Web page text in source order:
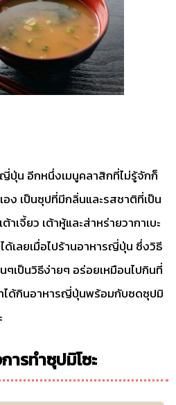
ปุ่น อีกหนึ่งเมนูคลาสิกที่ไม่รู้จักก็
อง เป็นซุปที่มีกลิ่นและรสชาติที่เป็น
เจี้ยว เต้าหู้และส่าหร่ายวากาเบะ
ด้เลยเมื่อไปร้านอาหารญี่ปุ่น ซึ่งวิธี
ๆเป็นวิธีง่ายๆ อร่อยเหมือนไปกินที่
ได้กินอาหารญี่ปุ่นพร้อมกับซดซุปมิ
ารทำซุปมิโซะ